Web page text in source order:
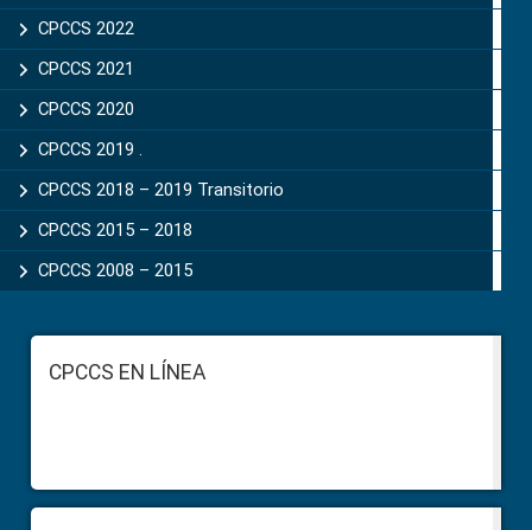
CPCCS 2022
CPCCS 2021
CPCCS 2020
CPCCS 2019 .
CPCCS 2018 – 2019 Transitorio
CPCCS 2015 – 2018
CPCCS 2008 – 2015
FooterCPCCS EN LÍNEA